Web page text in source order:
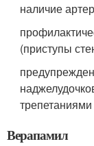
наличие
(приступы
Верапамил